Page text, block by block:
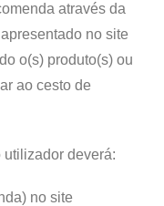
através da
no site
o(s) produto(s) ou
ao cesto de
utilizador deverá:
no site